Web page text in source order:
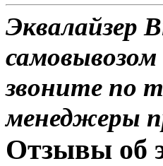
Эквалайзер
звоните по
менеджеры
Отзывы об